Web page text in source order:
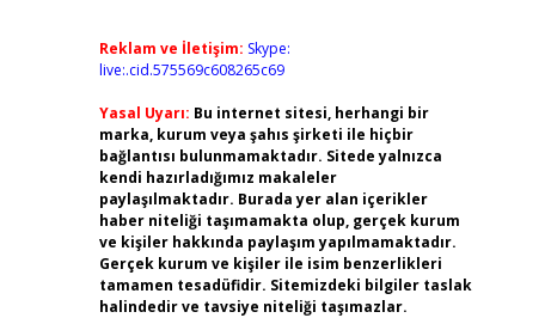
Reklam ve İletişim: Skype:
live:.cid.575569c608265c69
Yasal Uyarı: Bu internet sitesi, herhangi bir
marka, kurum veya şahıs şirketi ile hiçbir
bağlantısı bulunmamaktadır. Sitede yalnızca
kendi hazırladığımız makaleler
paylaşılmaktadır. Burada yer alan içerikler
haber niteliği taşımamakta olup, gerçek kurum
ve kişiler hakkında paylaşım yapılmamaktadır.
Gerçek kurum ve kişiler ile isim benzerlikleri
tamamen tesadüfidir. Sitemizdeki bilgiler taslak
halindedir ve tavsiye niteliği taşımazlar.